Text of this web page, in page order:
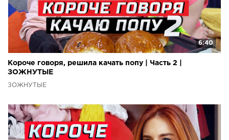
6:40
Короче говоря, решила качать попу | Часть 2 |
ЗОЖНУТЫЕ
ЗОЖНУТЫЕ